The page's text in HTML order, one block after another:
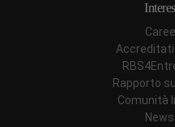
Rapporto
Comunità